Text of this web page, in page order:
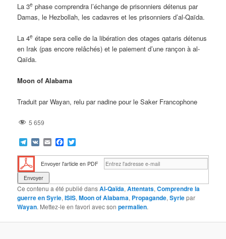
La 3e phase comprendra l’échange de prisonniers détenus par
Damas, le Hezbollah, les cadavres et les prisonniers d’al-Qaïda.
La 4e étape sera celle de la libération des otages qataris détenus
en Irak (pas encore relâchés) et le paiement d’une rançon à al-
Qaïda.
Moon of Alabama
Traduit par Wayan, relu par nadine pour le Saker Francophone
5 659
Telegram
VK EmailFacebook
Envoyer l'article en PDF
Ce contenu a été publié dansAl-Qaïda,Attentats,Comprendre la
guerre en Syrie,ISIS,Moon of Alabama, Propagande,Syriepar
Wayan. Mettez-le en favori avec sonpermalien.